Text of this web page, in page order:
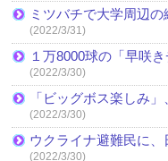
ミツバチで大学周辺
(2022/3/31)
１万8000球の「早咲
(2022/3/30)
「ビッグボス楽しみ
(2022/3/30)
ウクライナ避難民に
(2022/3/30)